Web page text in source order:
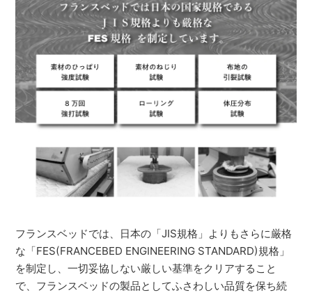
フランスベッドでは、日本の「JIS規格」よりもさらに厳格
な「FES(FRANCEBED ENGINEERING STANDARD)規格」
を制定し、一切妥協しない厳しい基準をクリアすること
で、フランスベッドの製品としてふさわしい品質を保ち続